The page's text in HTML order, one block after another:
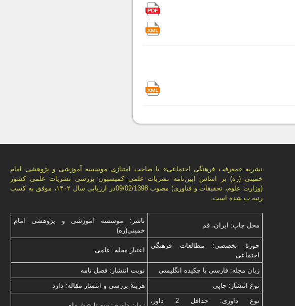
نشریه «معرفت فرهنگی اجتماعی» با صاحب امتیازی موسسه آموزشی و پژوهشی امام
خمینی (ره) بر اساس آیین‌نامه نشریات علمی كمیسیون بررسى نشریات علمى كشور
(وزارت علوم، تحقیقات و فناورى) مصوب 09/02/1398در ارزیابی سال ۱۴۰۲، موفق به کسب
رتبه ب شده است.
محل چاپ: ایران، قم
ناشر: موسسه آموزشی و پژوهشی امام
خمینی(ره)
حوزۀ تخصصی: مطالعات فرهنگی
اجتماعی
اعتبار مجله :علمی
زبان مجله: فارسی با چكیده انگلیسی
نوبت انتشار: فصل نامه
نوع انتشار: چاپی
هزینۀ بررسی و انتشار مقاله: دارد
نوع داوری: حداقل 2 داور،